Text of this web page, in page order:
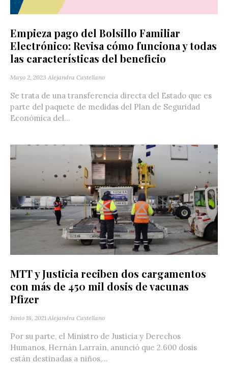
Empieza pago del Bolsillo Familiar
Electrónico: Revisa cómo funciona y todas
las características del beneficio
Mayo 2, 2023 Alejandra Castellano
Se trata de una transferencia directa del Estado que es
parte del paquete de medidas del Plan de Seguridad
Económica del...
MTT y Justicia reciben dos cargamentos
con más de 450 mil dosis de vacunas
Pfizer
Junio 18, 2021 Alejandra Castellano
Por su parte, el Ministro de Justicia y Derechos
Humanos, Hernán Larraín, anunció que 2.600 dosis
están destinadas a niños,...